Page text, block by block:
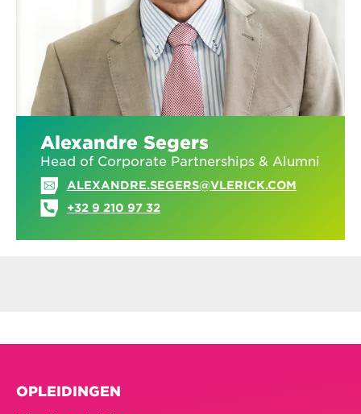
Alexandre Segers
Head of Corporate Partnerships & Alumni
ALEXANDRE.SEGERS@VLERICK.COM
+32 9 210 97 32
OPLEIDINGEN